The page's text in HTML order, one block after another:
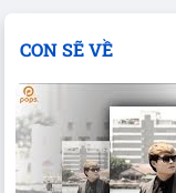
CON SẼ VỀ